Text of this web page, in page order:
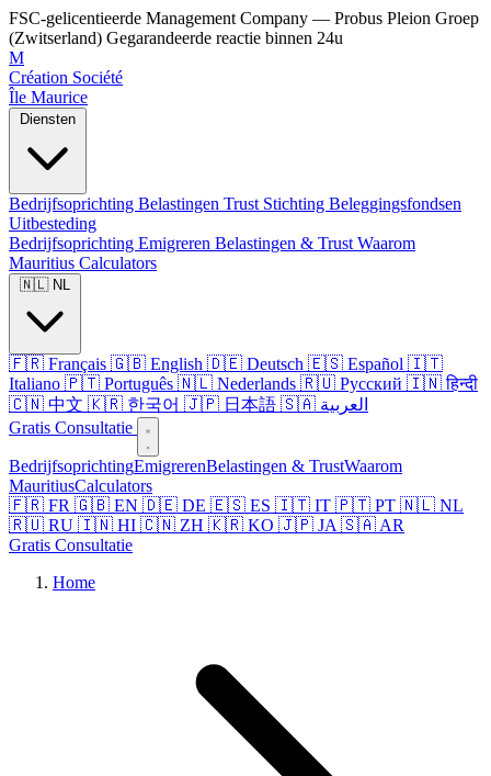
FSC-gelicentieerde Management Company — Probus Pleion Groep
(Zwitserland) Gegarandeerde reactie binnen 24u
M
Création Société
Île Maurice
Bedrijfsoprichting Belastingen Trust Stichting Beleggingsfondsen
Uitbesteding
Bedrijfsoprichting Emigreren Belastingen & Trust Waarom
Mauritius Calculators
🇫🇷 Français 🇬🇧 English 🇩🇪 Deutsch 🇪🇸 Español 🇮🇹
Italiano 🇵🇹 Português 🇳🇱 Nederlands 🇷🇺 Русский 🇮🇳 हिन्दी
🇨🇳 中文 🇰🇷 한국어 🇯🇵 日本語
🇸🇦 العربية
Gratis Consultatie
BedrijfsoprichtingEmigrerenBelastingen & TrustWaarom
MauritiusCalculators
🇫🇷 FR 🇬🇧 EN 🇩🇪 DE 🇪🇸 ES 🇮🇹 IT 🇵🇹 PT 🇳🇱 NL
🇷🇺 RU 🇮🇳 HI 🇨🇳 ZH 🇰🇷 KO 🇯🇵 JA 🇸🇦 AR
Gratis Consultatie
Home